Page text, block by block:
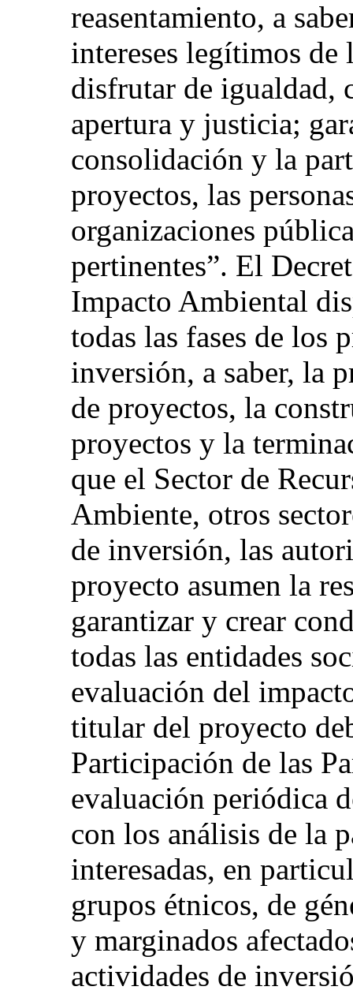
reasentamiento, a
intereses legítimos de
disfrutar de igualdad,
apertura y justicia;
consolidación y la
proyectos, las
organizaciones
pertinentes”. El
Impacto Ambiental
todas las fases de los
inversión, a saber, la
de proyectos, la
proyectos y la
que el Sector de
Ambiente, otros
de inversión, las
proyecto asumen la
garantizar y crear
todas las entidades
evaluación del
titular del proyecto
Participación de las
evaluación periódica
con los análisis de la
interesadas, en
grupos étnicos, de
y marginados
actividades de